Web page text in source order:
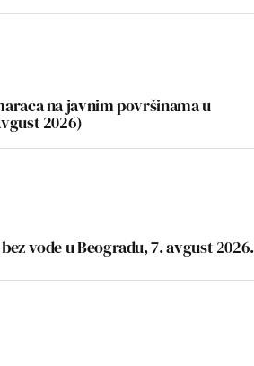
na javnim površinama u
2026)
vode u Beogradu, 7. avgust 2026.